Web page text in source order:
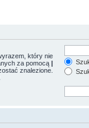
który nie
za pomocą |
znalezione.